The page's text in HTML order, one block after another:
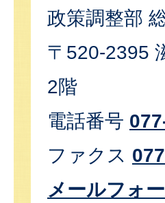
政策調整部
〒520-2395
2階
電話番号
ファクス
メールフォ